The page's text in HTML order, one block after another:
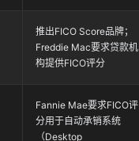
推出FICO Score品牌；
Freddie Mac要求贷款机
构提供FICO评分
Fannie Mae要求FICO评
分用于自动承销系统
（Desktop